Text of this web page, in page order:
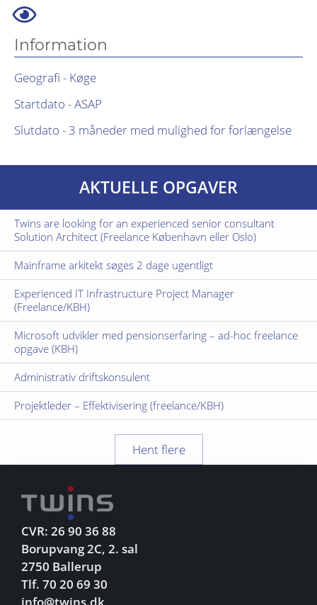
Information
Geografi - Køge
Startdato - ASAP
Slutdato - 3 måneder med mulighed for forlængelse
AKTUELLE OPGAVER
Twins are looking for an experienced senior consultant
Solution Architect (Freelance København eller Oslo)
Mainframe arkitekt søges 2 dage ugentligt
Experienced IT Infrastructure Project Manager
(Freelance/KBH)
Microsoft udvikler med pensionserfaring – ad-hoc freelance
opgave (KBH)
Administrativ driftskonsulent
Projektleder – Effektivisering (freelance/KBH)
Hent flere
CVR: 26 90 36 88
Borupvang 2C, 2. sal
2750 Ballerup
Tlf. 70 20 69 30